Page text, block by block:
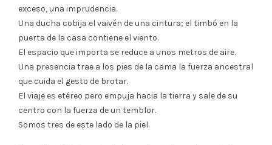
exceso, una imprudencia.
Una ducha cobija el vaivén de una cintura; el timbó en la
puerta de la casa contiene el viento.
El espacio que importa se reduce a unos metros de aire.
Una presencia trae a los pies de la cama la fuerza ancestral
que cuida el gesto de brotar.
El viaje es etéreo pero empuja hacia la tierra y sale de su
centro con la fuerza de un temblor.
Somos tres de este lado de la piel.